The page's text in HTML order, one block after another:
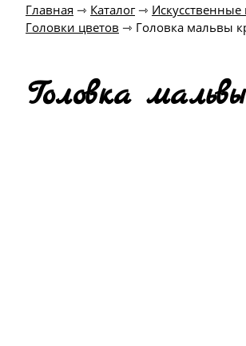
Главная ⇾ Каталог⇾ Искусственные
Головки цветов ⇾ Головка мальвы
Головка